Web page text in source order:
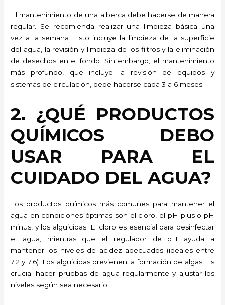
El mantenimiento de una alberca debe hacerse de manera
regular. Se recomienda realizar una limpieza básica una
vez a la semana. Esto incluye la limpieza de la superficie
del agua, la revisión y limpieza de los filtros y la eliminación
de desechos en el fondo. Sin embargo, el mantenimiento
más profundo, que incluye la revisión de equipos y
sistemas de circulación, debe hacerse cada 3 a 6 meses.
2. ¿QUÉ PRODUCTOS
QUÍMICOS DEBO
USAR PARA EL
CUIDADO DEL AGUA?
Los productos químicos más comunes para mantener el
agua en condiciones óptimas son el cloro, el pH plus o pH
minus, y los alguicidas. El cloro es esencial para desinfectar
el agua, mientras que el regulador de pH ayuda a
mantener los niveles de acidez adecuados (ideales entre
7.2 y 7.6). Los alguicidas previenen la formación de algas. Es
crucial hacer pruebas de agua regularmente y ajustar los
niveles según sea necesario.